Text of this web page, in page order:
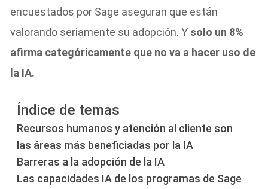
encuestados por Sage aseguran que están
valorando seriamente su adopción. Y solo un 8%
afirma categóricamente que no va a hacer uso de
la IA.
Índice de temas
Recursos humanos y atención al cliente son
las áreas más beneficiadas por la IA
Barreras a la adopción de la IA
Las capacidades IA de los programas de Sage